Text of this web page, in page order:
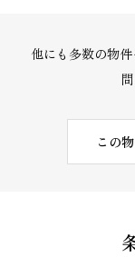
他にも多数の物
この